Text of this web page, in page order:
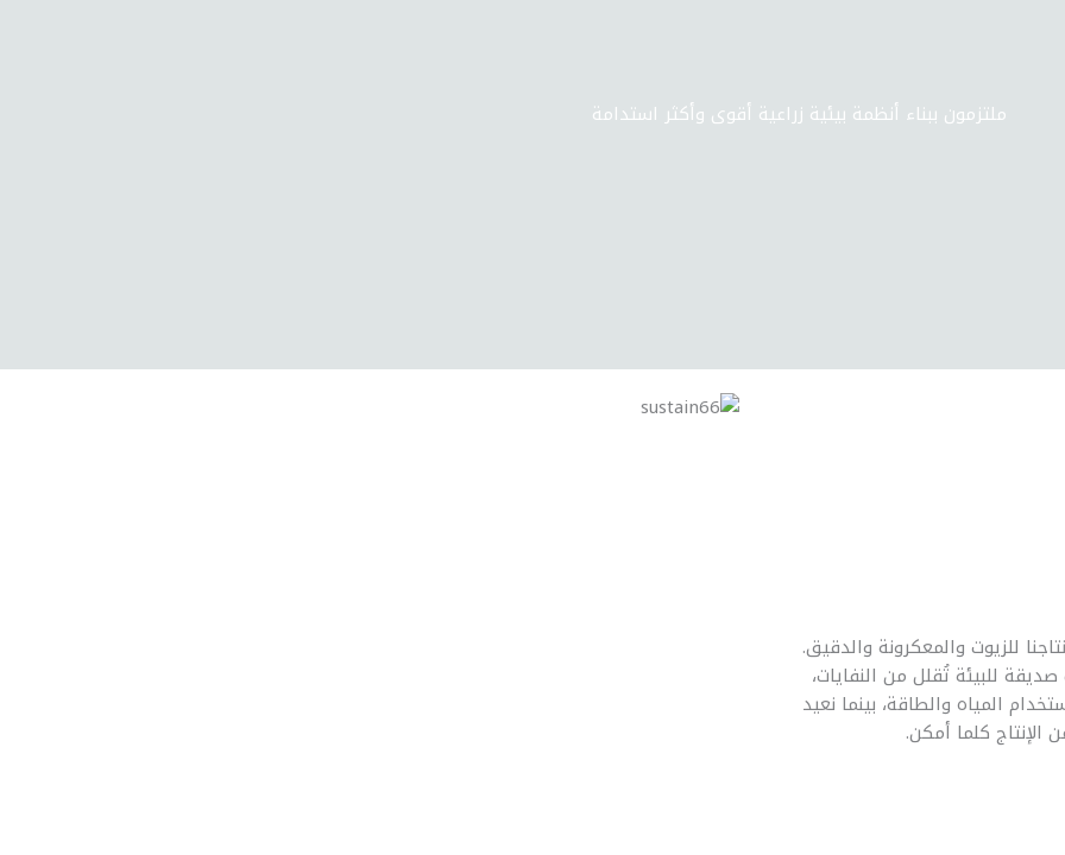
ملتزمون ببناء أنظمة بيئية زراعية أقوى وأكثر استدامة
للزيوت والمعكرونة والدقيق.
للبيئة تُقلل من النفايات،
المياه والطاقة، بينما نعيد
الإنتاج كلما أمكن.